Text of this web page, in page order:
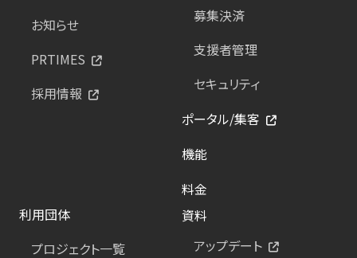
お知らせ
PRTIMES
採用情報
募集決済
支援者管理
セキュリティ
ポータル/集客
機能
料金
利用団体
プロジェクト一覧
資料
アップデート